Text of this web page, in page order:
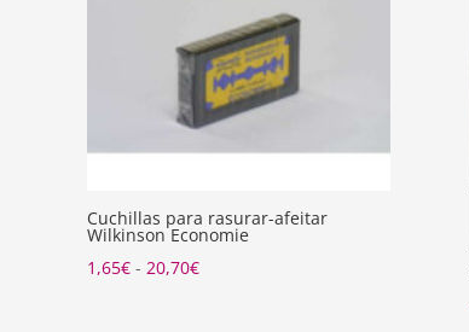
Cuchillas para rasurar-afeitar
Wilkinson Economie
1,65€ - 20,70€Rango